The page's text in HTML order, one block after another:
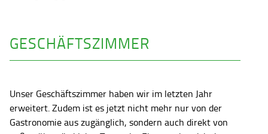
GESCHÄFTSZIMMER
Unser Geschäftszimmer haben wir im letzten Jahr
erweitert. Zudem ist es jetzt nicht mehr nur von der
Gastronomie aus zugänglich, sondern auch direkt von